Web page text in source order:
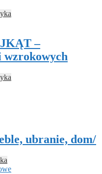
–
ubranie, dom/